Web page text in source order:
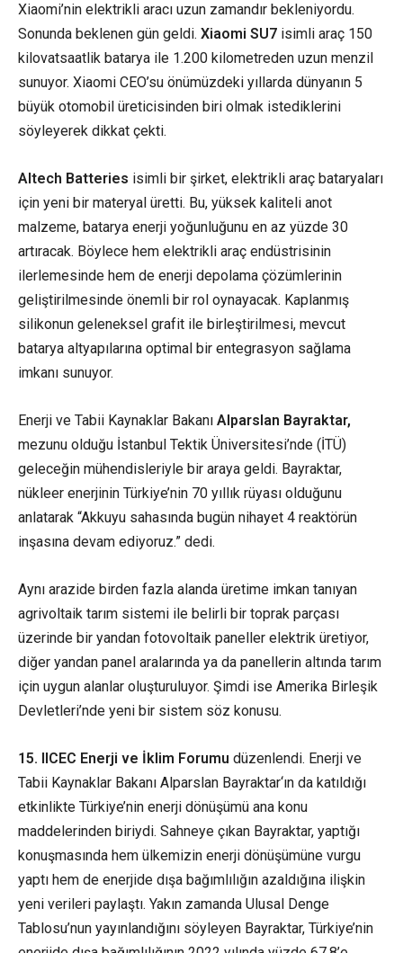
Xiaomi’nin elektrikli aracı uzun zamandır bekleniyordu.
Sonunda beklenen gün geldi. Xiaomi SU7 isimli araç 150
kilovatsaatlik batarya ile 1.200 kilometreden uzun menzil
sunuyor. Xiaomi CEO’su önümüzdeki yıllarda dünyanın 5
büyük otomobil üreticisinden biri olmak istediklerini
söyleyerek dikkat çekti.
Altech Batteries isimli bir şirket, elektrikli araç bataryaları
için yeni bir materyal üretti. Bu, yüksek kaliteli anot
malzeme, batarya enerji yoğunluğunu en az yüzde 30
artıracak. Böylece hem elektrikli araç endüstrisinin
ilerlemesinde hem de enerji depolama çözümlerinin
geliştirilmesinde önemli bir rol oynayacak. Kaplanmış
silikonun geleneksel grafit ile birleştirilmesi, mevcut
batarya altyapılarına optimal bir entegrasyon sağlama
imkanı sunuyor.
Enerji ve Tabii Kaynaklar Bakanı Alparslan Bayraktar,
mezunu olduğu İstanbul Tektik Üniversitesi’nde (İTÜ)
geleceğin mühendisleriyle bir araya geldi. Bayraktar,
nükleer enerjinin Türkiye’nin 70 yıllık rüyası olduğunu
anlatarak “Akkuyu sahasında bugün nihayet 4 reaktörün
inşasına devam ediyoruz.” dedi.
Aynı arazide birden fazla alanda üretime imkan tanıyan
agrivoltaik tarım sistemi ile belirli bir toprak parçası
üzerinde bir yandan fotovoltaik paneller elektrik üretiyor,
diğer yandan panel aralarında ya da panellerin altında tarım
için uygun alanlar oluşturuluyor. Şimdi ise Amerika Birleşik
Devletleri’nde yeni bir sistem söz konusu.
15. IICEC Enerji ve İklim Forumu düzenlendi. Enerji ve
Tabii Kaynaklar Bakanı Alparslan Bayraktar‘ın da katıldığı
etkinlikte Türkiye’nin enerji dönüşümü ana konu
maddelerinden biriydi. Sahneye çıkan Bayraktar, yaptığı
konuşmasında hem ülkemizin enerji dönüşümüne vurgu
yaptı hem de enerjide dışa bağımlılığın azaldığına ilişkin
yeni verileri paylaştı. Yakın zamanda Ulusal Denge
Tablosu’nun yayınlandığını söyleyen Bayraktar, Türkiye’nin